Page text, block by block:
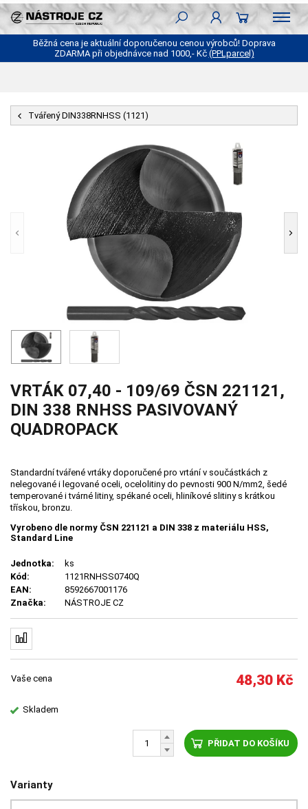
Běžná cena je aktuální doporučenou cenou výrobců! Doprava
ZDARMA při objednávce nad 1000,- Kč (PPLparcel)
Tvářený DIN338RNHSS (1121)
VRTÁK 07,40 - 109/69 ČSN 221121,
DIN 338 RNHSS PASIVOVANÝ
QUADROPACK
Standardní tvářené vrtáky doporučené pro vrtání v součástkách z
nelegované i legované oceli, ocelolitiny do pevnosti 900 N/mm2, šedé
temperované i tvárné litiny, spékané oceli, hliníkové slitiny s krátkou
třískou, bronzu.
Vyrobeno dle normy ČSN 221121 a DIN 338 z materiálu HSS,
Standard Line
Jednotka:
ks
Kód:
1121RNHSS0740Q
EAN:
8592667001176
Značka:
NÁSTROJE CZ
Vaše cena 48,30 Kč
Skladem
PŘIDAT DO KOŠÍKU
Varianty